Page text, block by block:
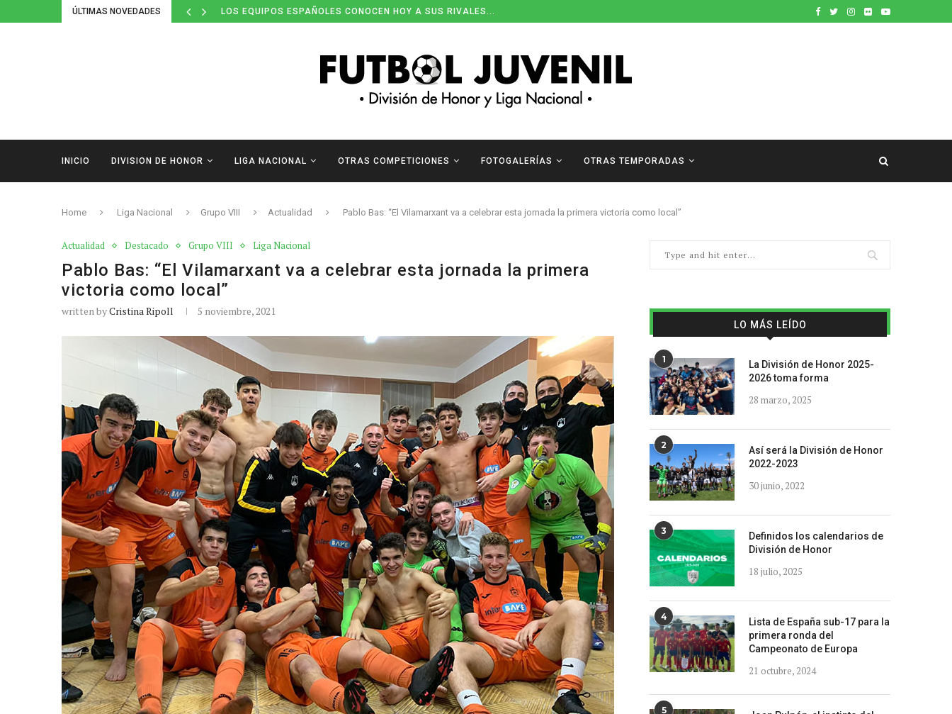
ÚLTIMAS NOVEDADES LOS EQUIPOS ESPAÑOLES CONOCEN HOY A SUS RIVALES...
INICIO DIVISION DE HONOR LIGA NACIONAL OTRAS COMPETICIONES FOTOGALERÍAS OTRAS TEMPORADAS
Home Liga Nacional Grupo VIII Actualidad Pablo Bas: “El Vilamarxant va a celebrar esta jornada la primera victoria como local”
Actualidad Destacado Grupo VIII Liga Nacional
Pablo Bas: “El Vilamarxant va a celebrar esta jornada la primera
victoria como local”
written byCristina Ripoll 5 noviembre, 2021
LO MÁS LEÍDO
1
La División de Honor 2025-
2026 toma forma
28 marzo, 2025
2
Así será la División de Honor
2022-2023
30 junio, 2022
3
Definidos los calendarios de
División de Honor
18 julio, 2025
4
Lista de España sub-17 para la
primera ronda del
Campeonato de Europa
21 octubre, 2024
5